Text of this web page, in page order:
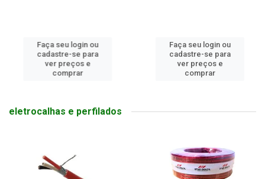
Faça seu login ou
cadastre-se para
ver preços e
comprar
Faça seu login ou
cadastre-se para
ver preços e
comprar
eletrocalhas e perfilados